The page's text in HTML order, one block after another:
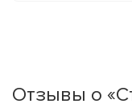
Отзывы о